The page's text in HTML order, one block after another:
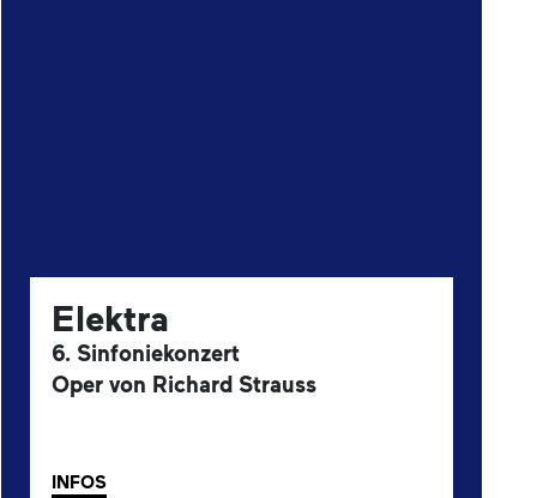
Elektra
6. Sinfoniekonzert
Oper von Richard Strauss
INFOS